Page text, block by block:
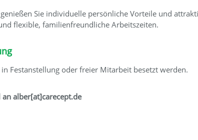
Sie individuelle persönliche Vorteile und
flexible, familienfreundliche Arbeitszeiten.
Festanstellung oder freier Mitarbeit besetzt werden.
alber[at]carecept.de